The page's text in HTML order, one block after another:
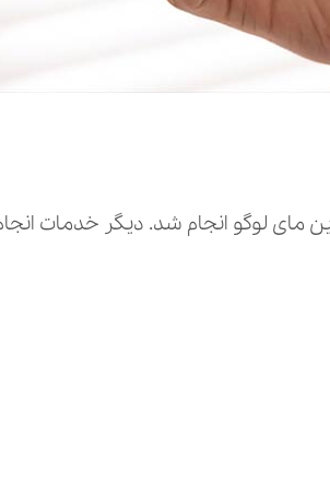
لوگو انجام شد. دیگر خدمات